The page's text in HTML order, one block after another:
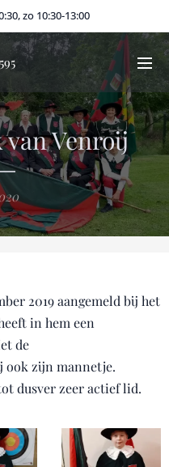
zo 10:30-13:00
Venroij
2019 aangemeld bij het
in hem een
de
ook zijn mannetje.
dusver zeer actief lid.